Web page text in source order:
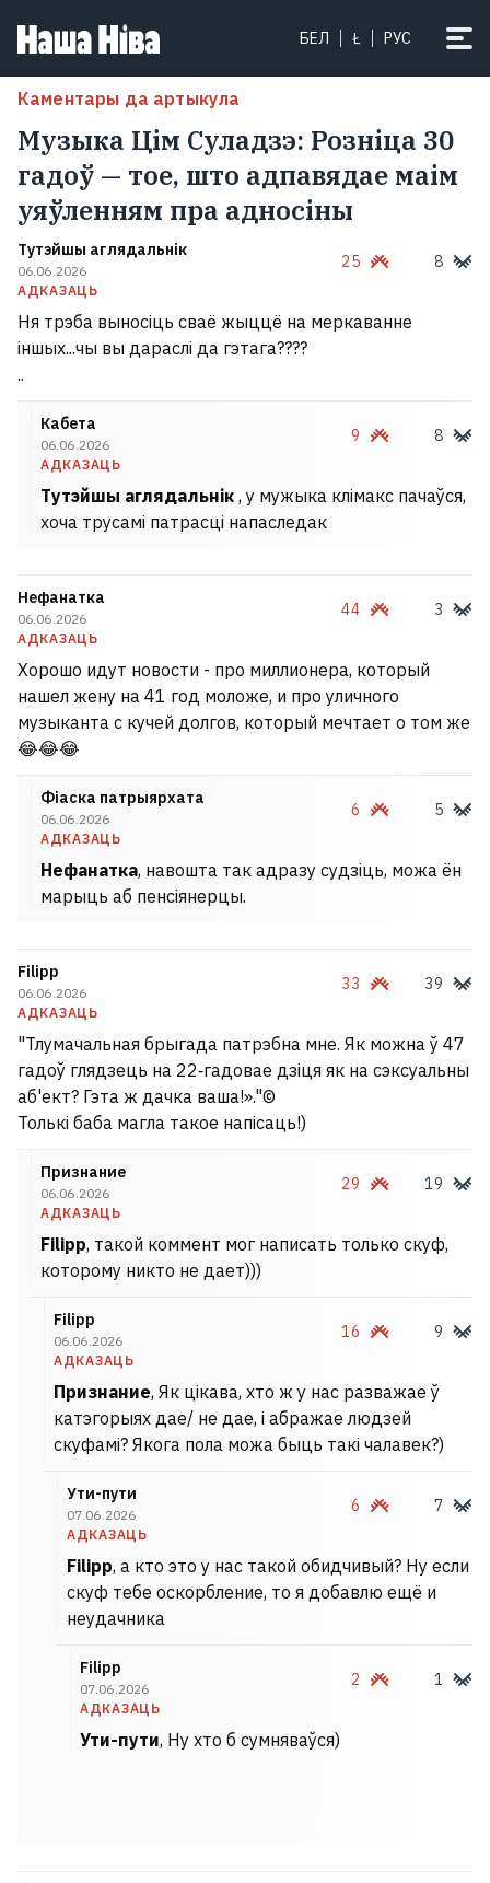
БЕЛ Ł РУС
Каментары да артыкула
Музыка Цім Суладзэ: Розніца 30
гадоў — тое, што адпавядае маім
уяўленням пра адносіны
Тутэйшы аглядальнік
06.06.2026
АДКАЗАЦЬ
25 8
Ня трэба выносіць сваё жыццё на меркаванне
іншых...чы вы дараслі да гэтага????
..
Кабета
06.06.2026
АДКАЗАЦЬ
9 8
Тутэйшы аглядальнік , у мужыка клімакс пачаўся,
хоча трусамі патрасці напаследак
Нефанатка
06.06.2026
АДКАЗАЦЬ
44 3
Хорошо идут новости - про миллионера, который
нашел жену на 41 год моложе, и про уличного
музыканта с кучей долгов, который мечтает о том же
😂😂😂
Фіаска патрыярхата
06.06.2026
АДКАЗАЦЬ
6 5
Нефанатка, навошта так адразу судзіць, можа ён
марыць аб пенсіянерцы.
Filipp
06.06.2026
АДКАЗАЦЬ
33 39
"Тлумачальная брыгада патрэбна мне. Як можна ў 47
гадоў глядзець на 22‑гадовае дзіця як на сэксуальны
аб'ект? Гэта ж дачка ваша!»."©
Толькі баба магла такое напісаць!)
Признание
06.06.2026
АДКАЗАЦЬ
29 19
Filipp, такой коммент мог написать только скуф,
которому никто не дает)))
Filipp
06.06.2026
АДКАЗАЦЬ
16 9
Признание, Як цікава, хто ж у нас разважае ў
катэгорыях дае/ не дае, і абражае людзей
скуфамі? Якога пола можа быць такі чалавек?)
Ути-пути
07.06.2026
АДКАЗАЦЬ
6 7
Filipp, а кто это у нас такой обидчивый? Ну если
скуф тебе оскорбление, то я добавлю ещё и
неудачника
Filipp
07.06.2026
АДКАЗАЦЬ
2 1
Ути-пути, Ну хто б сумняваўся)